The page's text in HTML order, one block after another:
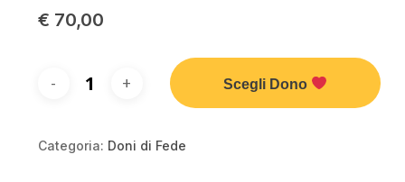
€ 70,00
Scegli Dono
Categoria: Doni di Fede